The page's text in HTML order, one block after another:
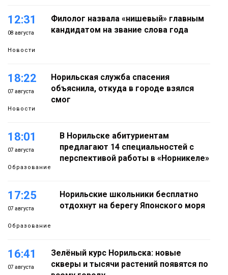
12:31
08 августа
Новости
Филолог назвала «нишевый» главным
кандидатом на звание слова года
18:22
07 августа
Новости
Норильская служба спасения
объяснила, откуда в городе взялся
смог
18:01
07 августа
Образование
В Норильске абитуриентам
предлагают 14 специальностей с
перспективой работы в «Норникеле»
17:25
07 августа
Образование
Норильские школьники бесплатно
отдохнут на берегу Японского моря
16:41
07 августа
Зелёный курс Норильска: новые
скверы и тысячи растений появятся по